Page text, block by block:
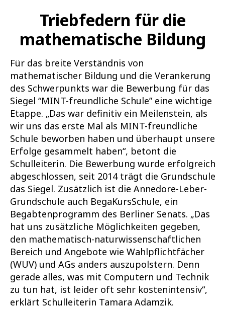
Triebfedern für die
mathematische Bildung
Für das breite Verständnis von
mathematischer Bildung und die Verankerung
des Schwerpunkts war die Bewerbung für das
Siegel “MINT-freundliche Schule” eine wichtige
Etappe. „Das war definitiv ein Meilenstein, als
wir uns das erste Mal als MINT-freundliche
Schule beworben haben und überhaupt unsere
Erfolge gesammelt haben“, betont die
Schulleiterin. Die Bewerbung wurde erfolgreich
abgeschlossen, seit 2014 trägt die Grundschule
das Siegel. Zusätzlich ist die Annedore-Leber-
Grundschule auch BegaKursSchule, ein
Begabtenprogramm des Berliner Senats. „Das
hat uns zusätzliche Möglichkeiten gegeben,
den mathematisch-naturwissenschaftlichen
Bereich und Angebote wie Wahlpflichtfächer
(WUV) und AGs anders auszupolstern. Denn
gerade alles, was mit Computern und Technik
zu tun hat, ist leider oft sehr kostenintensiv“,
erklärt Schulleiterin Tamara Adamzik.